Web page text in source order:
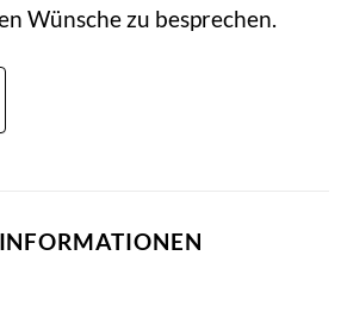
Wünsche zu besprechen.